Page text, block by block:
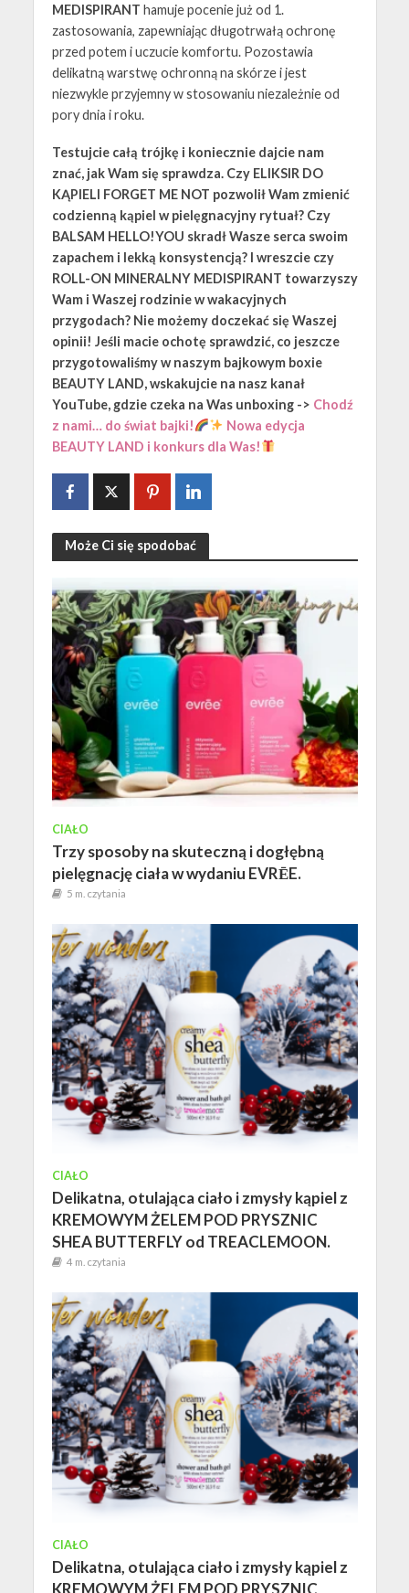
MEDISPIRANT hamuje pocenie już od 1.
zastosowania, zapewniając długotrwałą ochronę
przed potem i uczucie komfortu. Pozostawia
delikatną warstwę ochronną na skórze i jest
niezwykle przyjemny w stosowaniu niezależnie od
pory dnia i roku.
Testujcie całą trójkę i koniecznie dajcie nam
znać, jak Wam się sprawdza. Czy ELIKSIR DO
KĄPIELI FORGET ME NOT pozwolił Wam zmienić
codzienną kąpiel w pielęgnacyjny rytuał? Czy
BALSAM HELLO!YOU skradł Wasze serca swoim
zapachem i lekką konsystencją? I wreszcie czy
ROLL-ON MINERALNY MEDISPIRANT towarzyszy
Wam i Waszej rodzinie w wakacyjnych
przygodach? Nie możemy doczekać się Waszej
opinii! Jeśli macie ochotę sprawdzić, co jeszcze
przygotowaliśmy w naszym bajkowym boxie
BEAUTY LAND, wskakujcie na nasz kanał
YouTube, gdzie czeka na Was unboxing -> Chodź
z nami… do świat bajki!
Nowa edycja
BEAUTY LAND i konkurs dla Was!
Może Ci się spodobać
CIAŁO
Trzy sposoby na skuteczną i dogłębną
pielęgnację ciała w wydaniu EVRĒE.
5 m. czytania
CIAŁO
Delikatna, otulająca ciało i zmysły kąpiel z
KREMOWYM ŻELEM POD PRYSZNIC
SHEA BUTTERFLY od TREACLEMOON.
4 m. czytania
CIAŁO
Delikatna, otulająca ciało i zmysły kąpiel z
KREMOWYM ŻELEM POD PRYSZNIC